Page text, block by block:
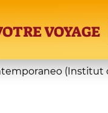
VOYAGE
(Institut